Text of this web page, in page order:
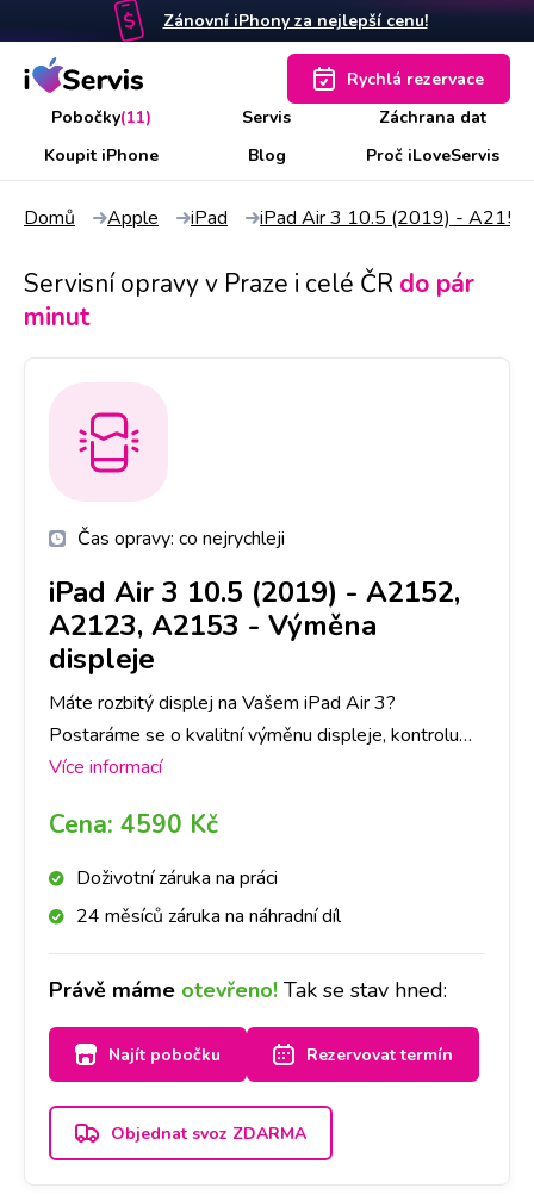
Zánovní iPhony za nejlepší cenu!
Pobočky(11) Servis
Záchrana dat
Koupit iPhone
Blog Proč iLoveServis
Rychlá rezervace
Domů Apple iPad iPad Air 3 10.5 (2019) -
Servisní opravy v Praze i celé ČR do pár
minut
Čas opravy: co nejrychleji
iPad Air 3 10.5 (2019) - A2152,
A2123, A2153 - Výměna
displeje
Máte rozbitý displej na Vašem iPad Air 3?
Postaráme se o kvalitní výměnu displeje, kontrolu
všech důležitých funkcí a jistotu v podobě záruky na
Více informací
Cena: 4590 Kč
Doživotní záruka na práci
24 měsíců záruka na náhradní díl
Právě máme otevřeno! Tak se stav hned:
Najít pobočku Rezervovat termín
Objednat svoz ZDARMA